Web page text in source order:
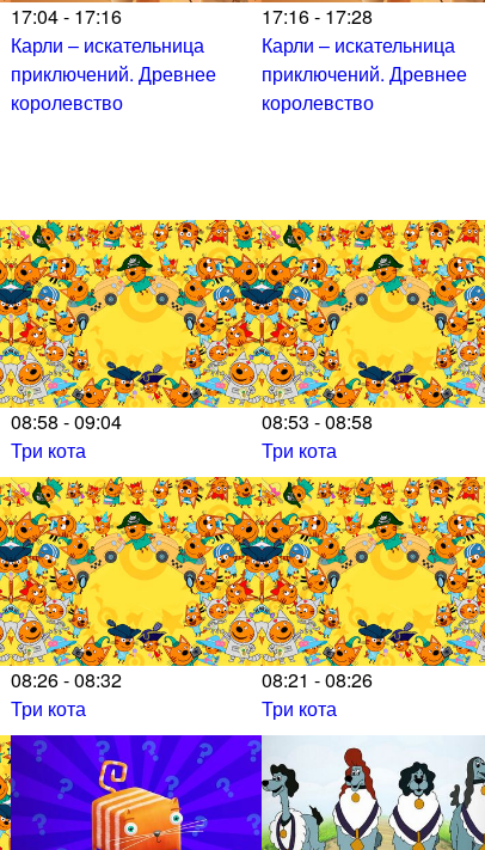
17:04 - 17:16
Карли – искательница
приключений. Древнее
королевство
17:16 - 17:28
Карли – искательница
приключений. Древнее
королевство
08:58 - 09:04
Три кота
08:53 - 08:58
Три кота
08:26 - 08:32
Три кота
08:21 - 08:26
Три кота